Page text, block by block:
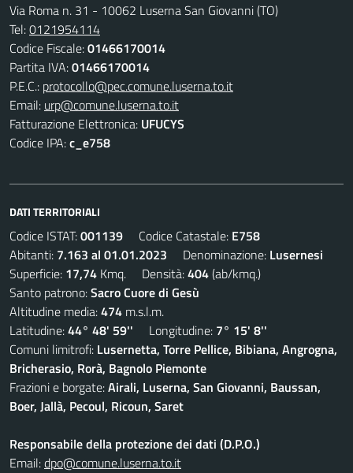
Via Roma n. 31 - 10062 Luserna San Giovanni (TO)
Tel:0121954114
Codice Fiscale:01466170014
Partita IVA:01466170014
P.E.C.: protocollo@pec.comune.luserna.to.it
Email: urp@comune.luserna.to.it
Fatturazione Elettronica: UFUCYS
Codice IPA:c_e758
DATI TERRITORIALI
Codice ISTAT:001139 Codice Catastale: E758
Abitanti: 7.163 al 01.01.2023 Denominazione: Lusernesi
Superficie: 17,74 Kmq. Densità:404(ab/kmq.)
Santo patrono:Sacro Cuore di Gesù
Altitudine media:474 m.s.l.m.
Latitudine:44° 48' 59'' Longitudine: 7° 15' 8''
Comuni limitrofi: Lusernetta, Torre Pellice, Bibiana, Angrogna,
Bricherasio, Rorà, Bagnolo Piemonte
Frazioni e borgate:Airali, Luserna, San Giovanni, Baussan,
Boer, Jallà, Pecoul, Ricoun, Saret
Responsabile della protezione dei dati (D.P.O.)
Email:dpo@comune.luserna.to.it